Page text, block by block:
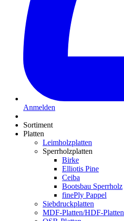
Anmelden
Sortiment
Platten
Leimholzplatten
Sperrholzplatten
Birke
Elliotis Pine
Ceiba
Bootsbau Sperrholz
finePly Pappel
Siebdruckplatten
MDF-Platten/HDF-Platten